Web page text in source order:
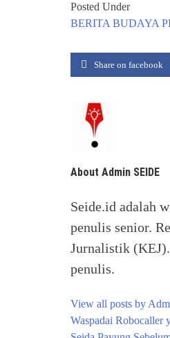
Posted Under
BERITA BUDAYA
Share on facebook
About Admin SEIDE
Seide.id adalah
penulis senior.
Jurnalistik
penulis.
View all posts by
Post
navigation
Waspadai Robocaller